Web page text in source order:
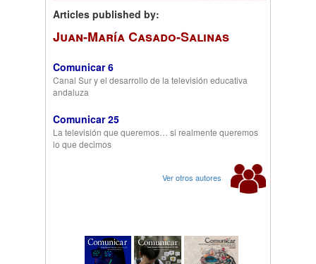
Articles published by:
Juan-María Casado-Salinas
Comunicar 6
Canal Sur y el desarrollo de la televisión educativa
andaluza
Comunicar 25
La televisión que queremos… si realmente queremos
lo que decimos
Ver otros autores